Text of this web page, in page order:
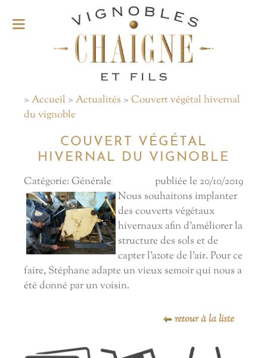
> Accueil > Actualités > Couvert végétal hivernal
du vignoble
COUVERT VÉGÉTAL
HIVERNAL DU VIGNOBLE
publiée le 20/10/2019
Catégorie: Générale
Nous souhaitons implanter
des couverts végétaux
hivernaux afin d'améliorer la
structure des sols et de
capter l'azote de l'air. Pour ce
faire, Stéphane adapte un vieux semoir qui nous a
été donné par un voisin.
retour à la liste